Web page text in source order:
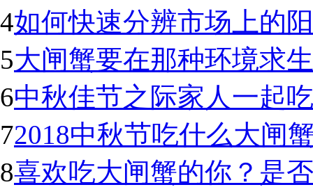
4如何快速分辨市场上的
5大闸蟹要在那种环境求
6中秋佳节之际家人一起
72018中秋节吃什么大闸
8喜欢吃大闸蟹的你？是